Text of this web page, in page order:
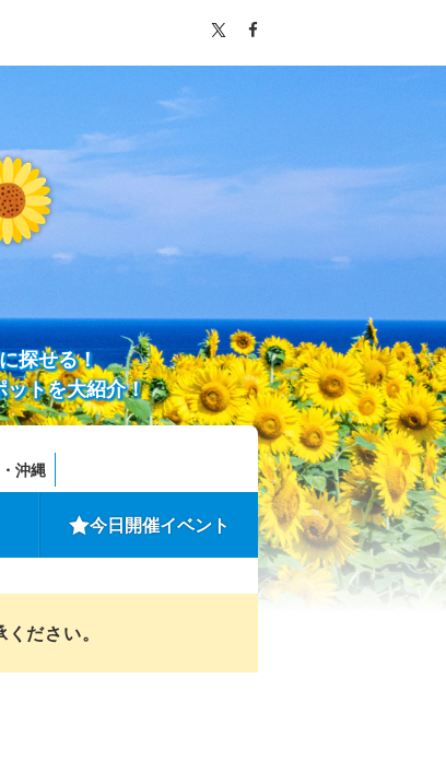
探せる！
ットを大紹介！
沖縄
今日開催イベント
ださい。